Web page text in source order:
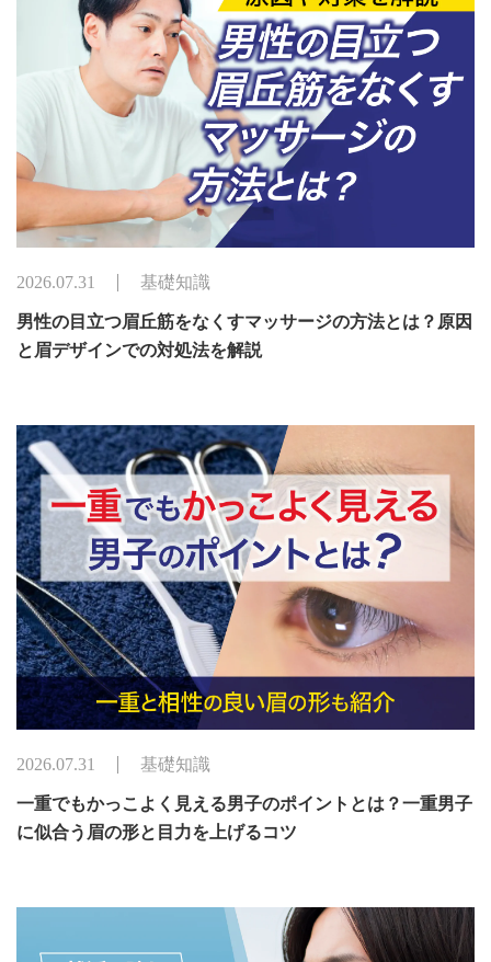
2026.07.31 基礎知識
男性の目立つ眉丘筋をなくすマッサージの方法とは？原因
と眉デザインでの対処法を解説
2026.07.31 基礎知識
一重でもかっこよく見える男子のポイントとは？一重男子
に似合う眉の形と目力を上げるコツ